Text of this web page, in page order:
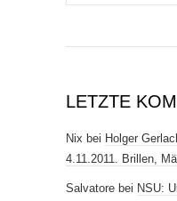
LETZTE
Nix bei Holger
4.11.2011. Brillen,
Salvatore bei NSU: